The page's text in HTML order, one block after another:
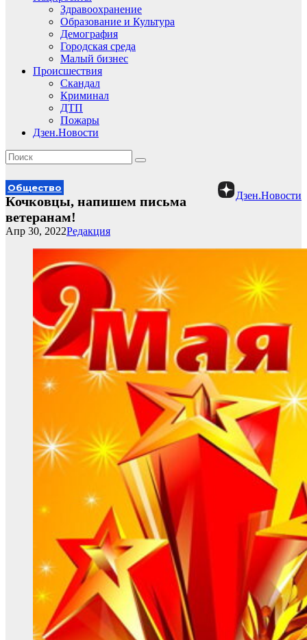
Здравоохранение
Образование и Культура
Демография
Городская среда
Малый бизнес
Происшествия
Скандал
Криминал
ДТП
Пожары
Дзен.Новости
Дзен.Новости
Общество
Кочковцы, напишем письма
ветеранам!
Редакция
Апр 30, 2022